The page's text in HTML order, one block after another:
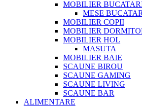
MOBILIER
MESE
MOBILIER COPII
MOBILIER
MOBILIER HOL
MASUTA
MOBILIER BAIE
SCAUNE BIROU
SCAUNE GAMING
SCAUNE LIVING
SCAUNE BAR
ALIMENTARE